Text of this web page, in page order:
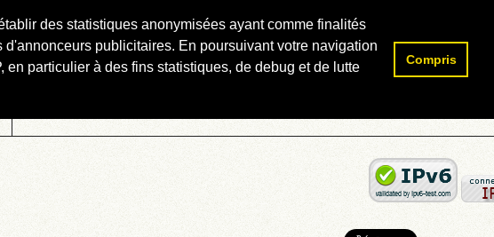
des statistiques anonymisées ayant comme finalités
publicitaires. En poursuivant votre navigation
particulier à des fins statistiques, de debug et de lutte
Compris
Rechercher :